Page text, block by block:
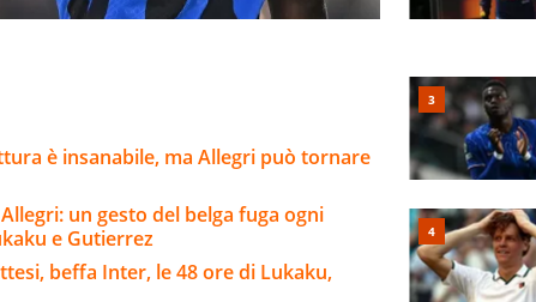
è insanabile, ma Allegri può tornare
un gesto del belga fuga ogni
e Gutierrez
beffa Inter, le 48 ore di Lukaku,